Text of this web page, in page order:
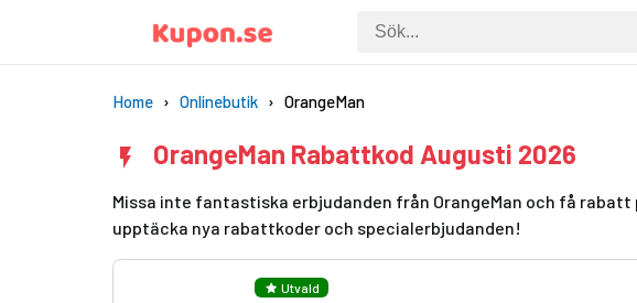
Home Onlinebutik OrangeMan
OrangeMan Rabattkod Augusti 2026
Missa inte fantastiska erbjudanden från OrangeMan och få
upptäcka nya rabattkoder och specialerbjudanden!
Utvald